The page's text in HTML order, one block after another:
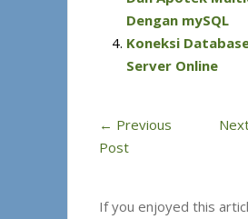
Dengan mySQL
Koneksi
Server Online
← Previous
Post
If you enjoyed this